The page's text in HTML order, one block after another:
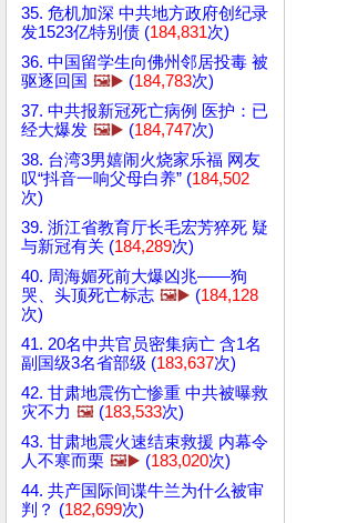
35. 危机加深 中共地方政府创纪录
发1523亿特别债 (184,831次)
36. 中国留学生向佛州邻居投毒 被
驱逐回国 🖼️▶️ (184,783次)
37. 中共报新冠死亡病例 医护：已
经大爆发 🖼️▶️ (184,747次)
38. 台湾3男嬉闹火烧家乐福 网友
叹“抖音一响父母白养” (184,502
次)
39. 浙江省教育厅长毛宏芳猝死 疑
与新冠有关 (184,289次)
40. 周海媚死前大爆凶兆——狗
哭、头顶死亡标志 🖼️▶️ (184,128
次)
41. 20名中共官员密集病亡 含1名
副国级3名省部级 (183,637次)
42. 甘肃地震伤亡惨重 中共被曝救
灾不力 🖼️ (183,533次)
43. 甘肃地震火速结束救援 内幕令
人不寒而栗 🖼️▶️ (183,020次)
44. 共产国际间谍牛兰为什么被审
判？ (182,699次)